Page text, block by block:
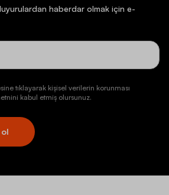
haberdar olmak için e-
tıklayarak kişisel verilerin korunması
kabul etmiş olursunuz.
ol